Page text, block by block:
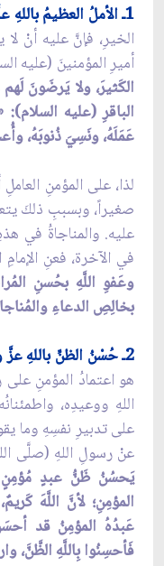
1ـ الأملُ العظيمُ باللهِ عزَّ وجلَّ:
الخيرِ، فإنَّ عليه أنْ
أميرِ المؤمنينَ (عليه
الباقرِ (عليه
عَمَلَهُ، ونَسِيَ ذُنوبَهُ،
لذا، على المؤمنِ
صغيراً، وبسببِ ذلكَ
عليه. والمناجاةُ في
في الآخرة، فعنِ
وعَفوِ اللَّهِ بحُسنِ
بخالِصِ الدعاءِ
2ـ حُسْنُ الظنِّ باللهِ عزَّ وجلَّ:
هو اعتمادُ المؤمنِ على
اللهِ ووعيدِه،
على تدبيرِ نفسِهِ وما
عنْ رسولِ اللهِ (صلَّى
يَحسُنُ ظَنُّ عبدٍ مُؤمِنٍ
المؤمِنِ؛ لأنَّ اللَّهَ
عَبدُهُ المؤمِنُ قد
فَأحسِنُوا بِاللَّهِ الظَّنَّ،